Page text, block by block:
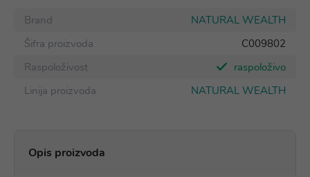
Brand
NATURAL WEALTH
Šifra proizvoda
C009802
Raspoloživost
raspoloživo
Linija proizvoda
NATURAL WEALTH
Opis proizvoda